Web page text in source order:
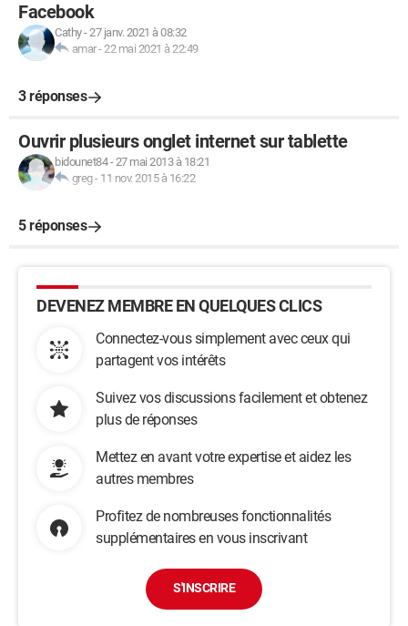
Facebook
Cathy-27 janv. 2021 à 08:32
amar-22 mai 2021 à 22:49
3 réponses
Ouvrir plusieurs onglet internet sur tablette
bidounet84-27 mai 2013 à 18:21
greg- 11 nov. 2015 à 16:22
5 réponses
DEVENEZ MEMBRE EN QUELQUES CLICS
Connectez-vous simplement avec ceux qui
partagent vos intérêts
Suivez vos discussions facilement et obtenez
plus de réponses
Mettez en avant votre expertise et aidez les
autres membres
Profitez de nombreuses fonctionnalités
supplémentaires en vous inscrivant
S'INSCRIRE